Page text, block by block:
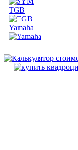
TGB
Yamaha